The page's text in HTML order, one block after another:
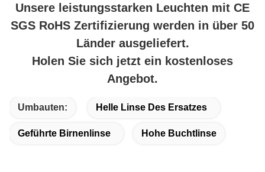
Unsere leistungsstarken Leuchten mit CE
SGS RoHS Zertifizierung werden in über 50
Länder ausgeliefert.
Holen Sie sich jetzt ein kostenloses
Angebot.
Umbauten: Helle Linse Des Ersatzes
Geführte Birnenlinse Hohe Buchtlinse